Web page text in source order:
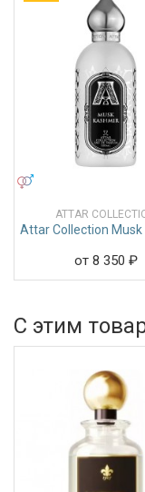
ATTAR
Attar Collection Musk
от 8 350 ₽
С этим